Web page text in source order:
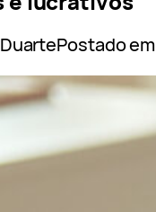
Postado em